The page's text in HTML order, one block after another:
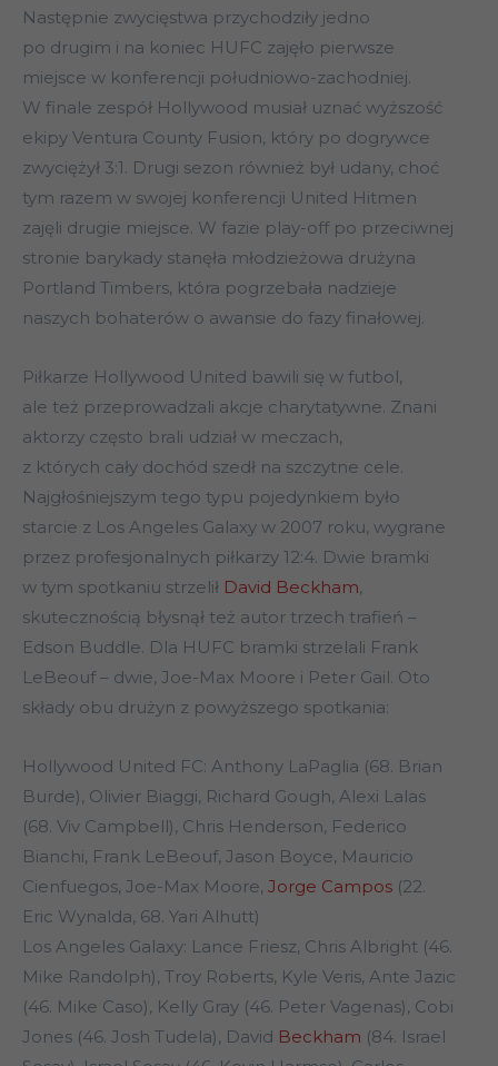
Następnie zwycięstwa przychodziły jedno
po drugim i na koniec HUFC zajęło pierwsze
miejsce w konferencji południowo-zachodniej.
W finale zespół Hollywood musiał uznać wyższość
ekipy Ventura County Fusion, który po dogrywce
zwyciężył 3:1. Drugi sezon również był udany, choć
tym razem w swojej konferencji United Hitmen
zajęli drugie miejsce. W fazie play-off po przeciwnej
stronie barykady stanęła młodzieżowa drużyna
Portland Timbers, która pogrzebała nadzieje
naszych bohaterów o awansie do fazy finałowej.
Piłkarze Hollywood United bawili się w futbol,
ale też przeprowadzali akcje charytatywne. Znani
aktorzy często brali udział w meczach,
z których cały dochód szedł na szczytne cele.
Najgłośniejszym tego typu pojedynkiem było
starcie z Los Angeles Galaxy w 2007 roku, wygrane
przez profesjonalnych piłkarzy 12:4. Dwie bramki
w tym spotkaniu strzelił David Beckham,
skutecznością błysnął też autor trzech trafień –
Edson Buddle. Dla HUFC bramki strzelali Frank
LeBeouf – dwie, Joe-Max Moore i Peter Gail. Oto
składy obu drużyn z powyższego spotkania:
Hollywood United FC: Anthony LaPaglia (68. Brian
Burde), Olivier Biaggi, Richard Gough, Alexi Lalas
(68. Viv Campbell), Chris Henderson, Federico
Bianchi, Frank LeBeouf, Jason Boyce, Mauricio
Cienfuegos, Joe-Max Moore, Jorge Campos (22.
Eric Wynalda, 68. Yari Alhutt)
Los Angeles Galaxy: Lance Friesz, Chris Albright (46.
Mike Randolph), Troy Roberts, Kyle Veris, Ante Jazic
(46. Mike Caso), Kelly Gray (46. Peter Vagenas), Cobi
Jones (46. Josh Tudela), David Beckham (84. Israel